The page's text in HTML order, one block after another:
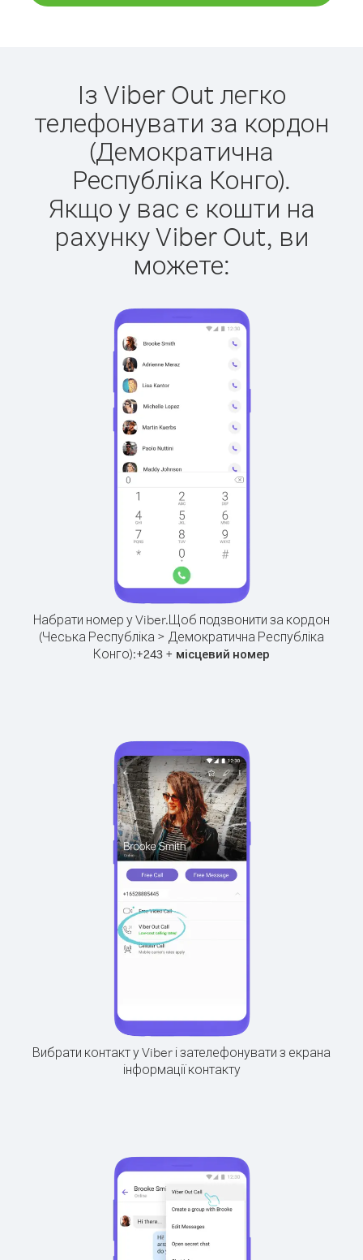
Із Viber Out легко
телефонувати за кордон
(Демократична
Республіка Конго).
Якщо у вас є кошти на
рахунку Viber Out, ви
можете:
Набрати номер у Viber.Щоб подзвонити за кордон
(Чеська Республіка > Демократична Республіка
Конго):+243 + місцевий номер
Вибрати контакт у Viber і зателефонувати з екрана
інформації контакту